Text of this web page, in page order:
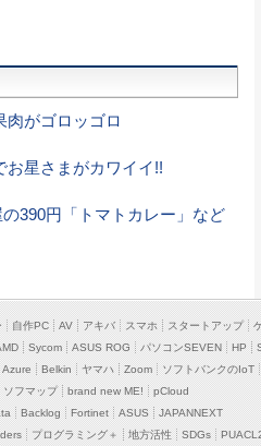
肉がゴロッゴロ
お星さまがカワイイ!!
390円「トマトカレー」など
自作PC AV アキバ スマホ スタートアップ
Sycom ASUS ROG パソコンSEVEN HP
Azure Belkin ヤマハ Zoom ソフトバンクのIoT
ソフマップ brand new ME!
pCloud
Backlog Fortinet ASUS
JAPANNEXT
プログラミング＋ 地方活性 SDGs